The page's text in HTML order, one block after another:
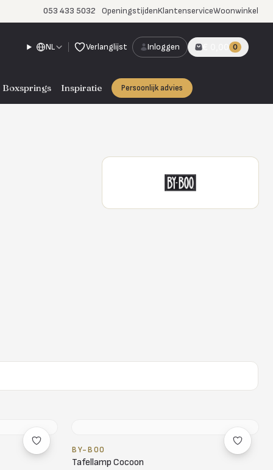
053 433 5032 OpeningstijdenKlantenserviceWoonwinkel
NL Verlanglijst Inloggen € 0,00 0
Boxsprings Inspiratie Persoonlijk advies
BY-BOO
Tafellamp Cocoon